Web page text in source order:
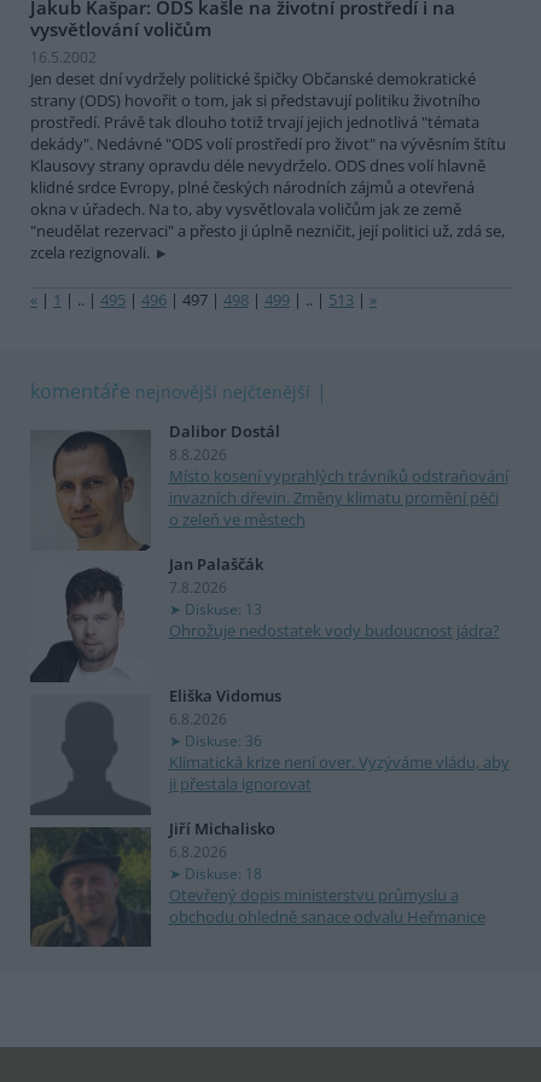
Jakub Kašpar: ODS kašle na životní prostředí i na
vysvětlování voličům
16.5.2002
Jen deset dní vydržely politické špičky Občanské demokratické
strany (ODS) hovořit o tom, jak si představují politiku životního
prostředí. Právě tak dlouho totiž trvají jejich jednotlivá "témata
dekády". Nedávné "ODS volí prostředí pro život" na vývěsním štítu
Klausovy strany opravdu déle nevydrželo. ODS dnes volí hlavně
klidné srdce Evropy, plné českých národních zájmů a otevřená
okna v úřadech. Na to, aby vysvětlovala voličům jak ze země
"neudělat rezervaci" a přesto ji úplně nezničit, její politici už, zdá se,
zcela rezignovali.
« | 1 | .. | 495 | 496 | 497 | 498 | 499 | .. | 513 | »
komentáře nejnovější nejčtenější
Dalibor Dostál
8.8.2026
Místo kosení vyprahlých trávníků odstraňování
invazních dřevin. Změny klimatu promění péči
o zeleň ve městech
Jan Palaščák
7.8.2026
Diskuse: 13
Ohrožuje nedostatek vody budoucnost jádra?
Eliška Vidomus
6.8.2026
Diskuse: 36
Klimatická krize není over. Vyzýváme vládu, aby
ji přestala ignorovat
Jiří Michalisko
6.8.2026
Diskuse: 18
Otevřený dopis ministerstvu průmyslu a
obchodu ohledně sanace odvalu Heřmanice